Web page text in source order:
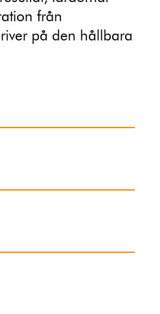
från
på den hållbara